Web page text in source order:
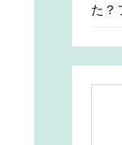
た？